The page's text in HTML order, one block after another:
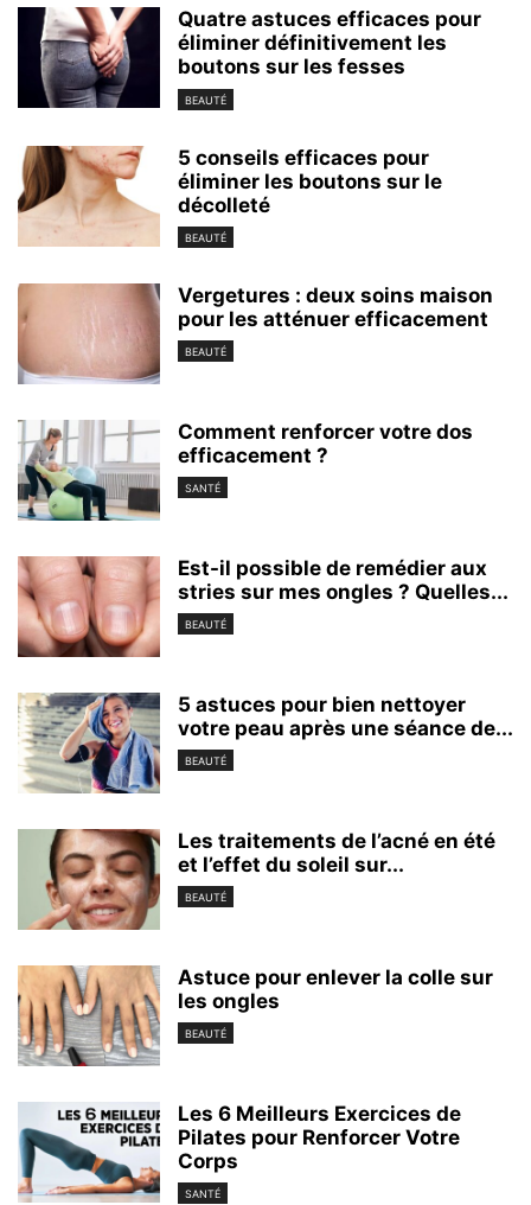
Quatre astuces efficaces pour
éliminer définitivement les
boutons sur les fesses
BEAUTÉ
5 conseils efficaces pour
éliminer les boutons sur le
décolleté
BEAUTÉ
Vergetures : deux soins maison
pour les atténuer efficacement
BEAUTÉ
Comment renforcer votre dos
efficacement ?
SANTÉ
Est-il possible de remédier aux
stries sur mes ongles ? Quelles...
BEAUTÉ
5 astuces pour bien nettoyer
votre peau après une séance de...
BEAUTÉ
Les traitements de l’acné en été
et l’effet du soleil sur...
BEAUTÉ
Astuce pour enlever la colle sur
les ongles
BEAUTÉ
Les 6 Meilleurs Exercices de
Pilates pour Renforcer Votre
Corps
SANTÉ